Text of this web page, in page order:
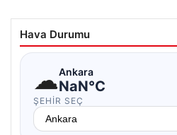
Hava Durumu
☁Ankara
NaN°C
ŞEHIR SEÇ